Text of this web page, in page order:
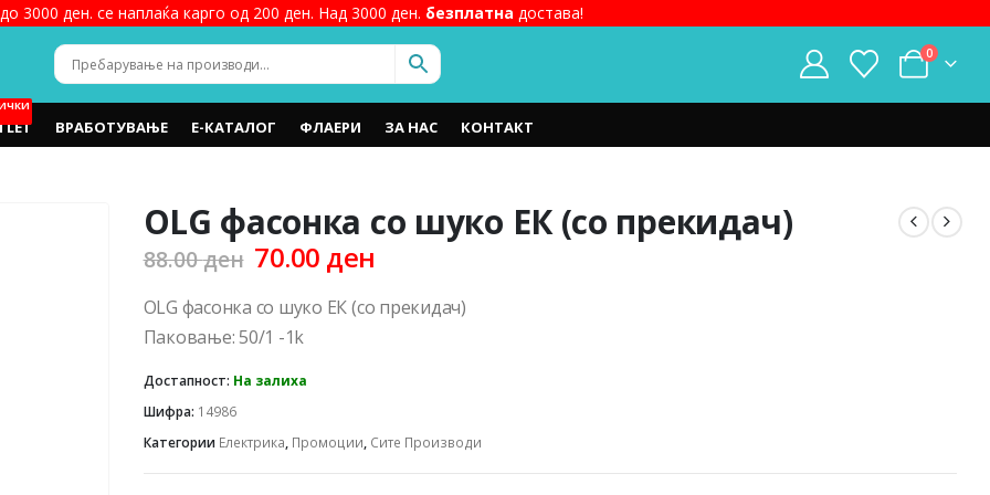
3000 ден. се наплаќа карго од 200 ден. Над 3000 ден. безплатна достава!
0
ВРАБОТУВАЊЕ Е-КАТАЛОГ ФЛАЕРИ ЗА НАС КОНТАКТ
OLG фасонка со шуко ЕК (со прекидач)
88.00ден Original
was:
88.00 ден.
70.00 ден
is:
OLG фасонка со шуко ЕК (со прекидач)
Паковање: 50/1 -1k
Достапност: На залиха
Шифра: 14986
Категории Електрика, Промоции, Сите Производи